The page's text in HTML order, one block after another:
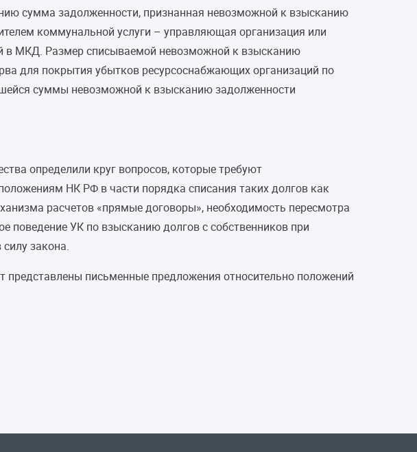
сумма задолженности, признанная невозможной к взысканию
коммунальной услуги – управляющая организация или
в МКД. Размер списываемой невозможной к взысканию
для покрытия убытков ресурсоснабжающих организаций по
суммы невозможной к взысканию задолженности
определили круг вопросов, которые требуют
НК РФ в части порядка списания таких долгов как
расчетов «прямые договоры», необходимость пересмотра
поведение УК по взысканию долгов с собственников при
закона.
письменные предложения относительно положений